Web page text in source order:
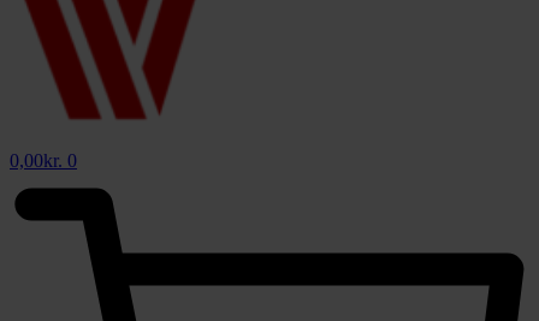
0,00kr. 0